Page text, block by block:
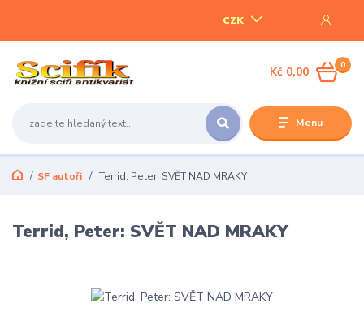
Menu
CZK
0
Kč 0,00
SF autoři Terrid, Peter: SVĚT NAD MRAKY
Terrid, Peter: SVĚT NAD MRAKY